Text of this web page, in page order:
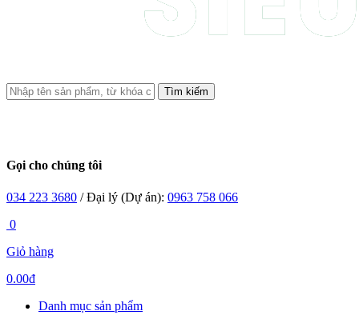
Tìm kiếm
Gọi cho chúng tôi
034 223 3680 / Đại lý (Dự án): 0963 758 066
0
Giỏ hàng
0.00đ
Danh mục sản phẩm